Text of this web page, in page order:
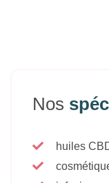
Nos
huiles